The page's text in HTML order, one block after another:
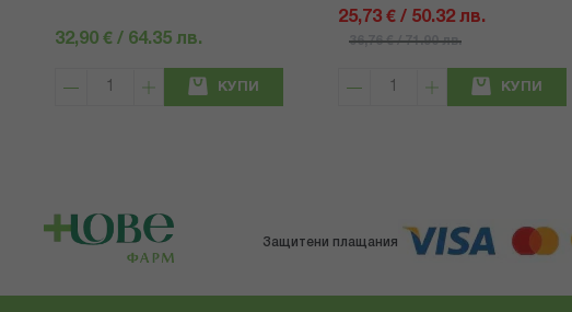
32,90 € / 64.35 лв.
КУПИ
25,73 € / 50.32 лв.
36,76 € / 71.90 лв.
КУПИ
Защитени плащания